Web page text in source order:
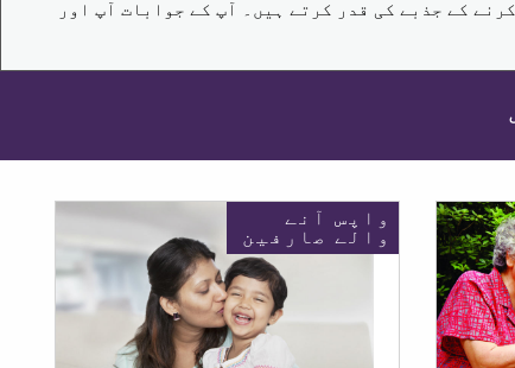
کے جذبے کی قدر کرتے ہیں۔ آپ کے جوابات آپ اور
واپس آنے
والے صارفین